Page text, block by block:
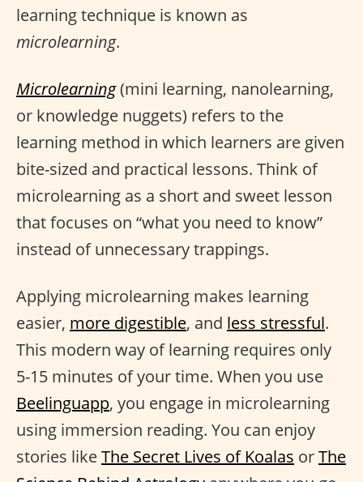
learning technique is known as
microlearning.
Microlearning(mini learning, nanolearning,
or knowledge nuggets) refers to the
learning method in which learners are given
bite-sized and practical lessons. Think of
microlearning as a short and sweet lesson
that focuses on “what you need to know”
instead of unnecessary trappings.
Applying microlearning makes learning
easier, more digestible, and less stressful.
This modern way of learning requires only
5-15 minutes of your time. When you use
Beelinguapp, you engage in microlearning
using immersion reading. You can enjoy
stories likeThe Secret Lives of Koalas orThe